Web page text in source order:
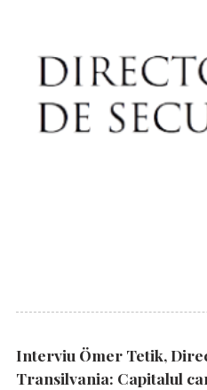
Interviu Ömer Tetik,
Transilvania: Capitalul